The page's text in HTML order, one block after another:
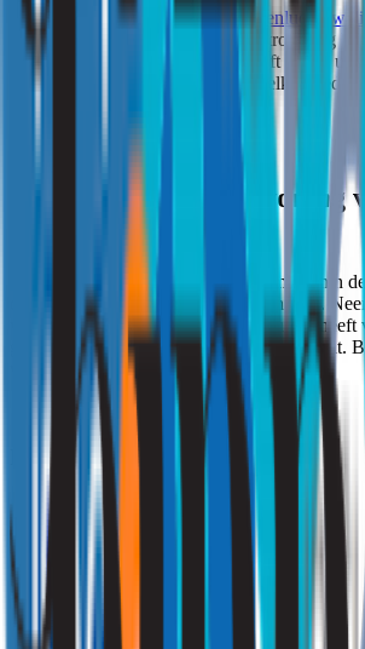
Maakt u zich zorgen over de
Dan kunnen de specialisten van Strooming bij
een fijnstofmeting te doen. Zo heeft u snel
aanwezigheid van fijnstof en in welke
Laat Strooming uw woning
uitlaatgassen ontdoen
Woont u langs een drukke weg of middenin
dat u last heeft van te veel fijnstof in huis.
vrijblijvend contact met ons op als u last heeft
gezondheidsklachten of als u zekerheid wilt.
we u een efficiënte oplossing aan.
Ik ben particulier
Klik hier
Ik ben zakelijk